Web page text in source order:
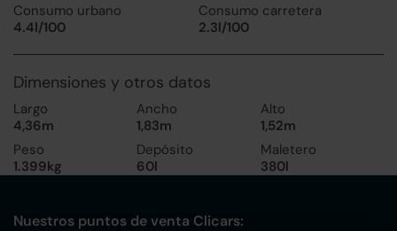
Consumo urbano
4.4l/100
Consumo carretera
2.3l/100
Dimensiones y otros datos
Largo
4,36m
Ancho
1,83m
Alto
1,52m
Peso
1.399kg
Depósito
60l
Maletero
380l
Nuestros puntos de venta Clicars: